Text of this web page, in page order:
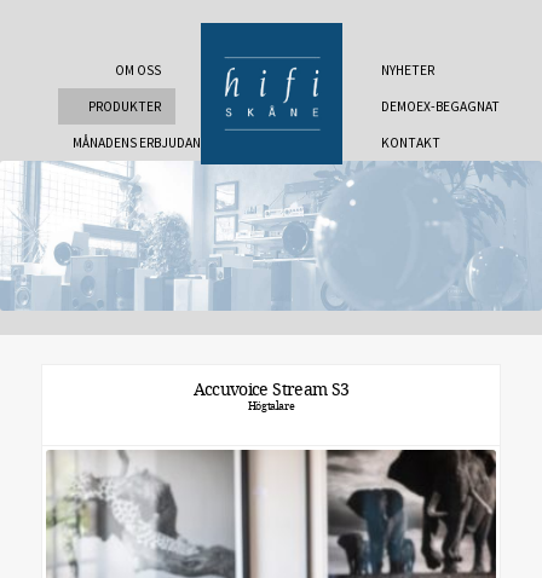
OM OSS
PRODUKTER
MÅNADENS ERBJUDANDE
NYHETER
DEMOEX-BEGAGNAT
KONTAKT
Accuvoice Stream S3
Högtalare